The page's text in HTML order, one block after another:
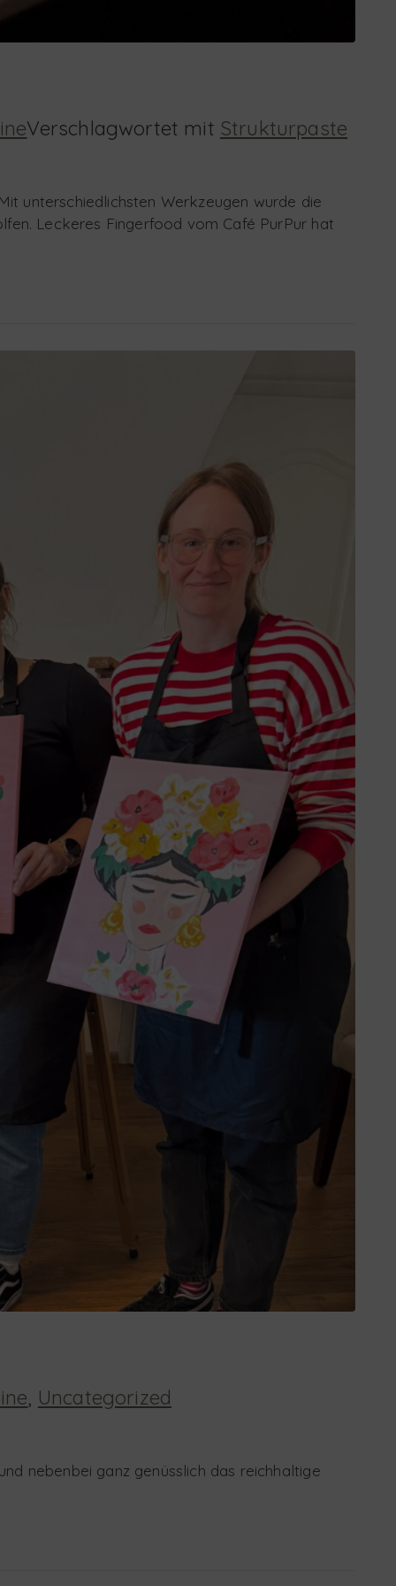
Verschlagwortet mit Strukturpaste
unterschiedlichsten Werkzeugen wurde die
Leckeres Fingerfood vom Café PurPur hat
, Uncategorized
nebenbei ganz genüsslich das reichhaltige